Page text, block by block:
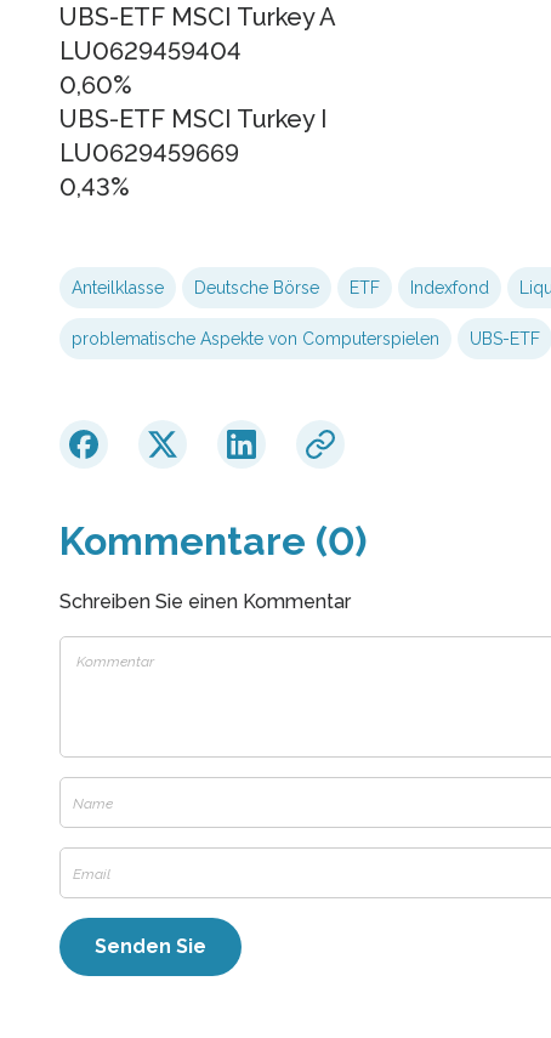
UBS-ETF MSCI Turkey A
LU0629459404
0,60%
UBS-ETF MSCI Turkey I
LU0629459669
0,43%
Anteilklasse Deutsche Börse ETF Indexfond
problematische Aspekte von Computerspielen UBS-ETF
Kommentare (0)
Schreiben Sie einen Kommentar